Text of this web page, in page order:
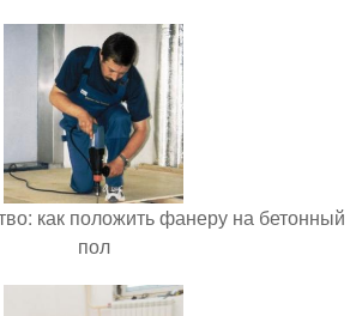
как положить фанеру на бетонный
пол